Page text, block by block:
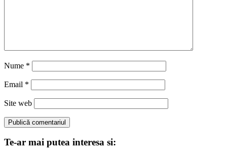
Nume *
Email *
Site web
Te-ar mai putea interesa si: